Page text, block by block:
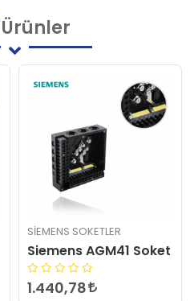
Ürünler
SIEMENS SOKETLER
Siemens AGK11 Soket
Ve AKG65 Kablo
Tutucu